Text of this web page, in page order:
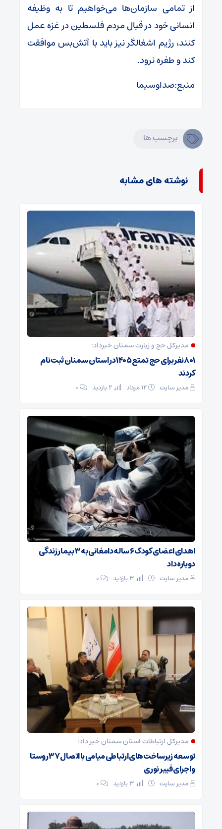
از تمامی سازمان‌ها می‌خواهیم تا به وظیفه
انسانی خود در قبال مردم فلسطین در غزه عمل
کنند، رژیم اشغالگر نیز باید با آتش‌بس موافقت
کند و طفره نرود.
منبع:صداوسیما
برچسب ها
نوشته های مشابه
مدیرکل حج و زیارت ‌سمنان خبرداد:
۸۰۱ نفر برای حج تمتع ۱۴۰۵ در استان سمنان ثبت نام
کردند
مدیر سایت ۰
اهدای اعضای کودک ۶ ساله دامغانی به ۳ بیمار زندگی
دوباره داد
مدیر سایت ۰
مدیرکل ارتباطات استان سمنان خبر داد:
توسعه زیرساخت‌های ارتباطی میامی با اتصال ۳۷ روستا
و اجرای فیبر نوری
مدیر سایت ۰